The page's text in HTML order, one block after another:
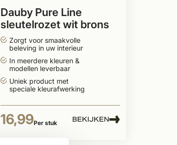
Dauby Pure Line
sleutelrozet wit brons
Zorgt voor smaakvolle
beleving in uw interieur
In meerdere kleuren &
modellen leverbaar
Uniek product met
speciale kleurafwerking
16,99Per stuk BEKIJKEN